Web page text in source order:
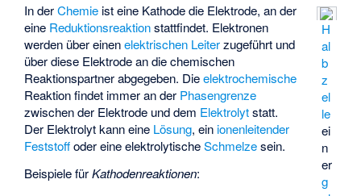
H
al
b
z
el
le
ei
n
er
g
In derChemie ist eine Kathode die Elektrode, an der
eine Reduktionsreaktionstattfindet. Elektronen
werden über einenelektrischen Leiterzugeführt und
über diese Elektrode an die chemischen
Reaktionspartner abgegeben. Dieelektrochemische
Reaktion findet immer an der Phasengrenze
zwischen der Elektrode und dem Elektrolytstatt.
Der Elektrolyt kann eine Lösung, ein ionenleitender
Feststoffoder eine elektrolytischeSchmelzesein.
Beispiele fürKathodenreaktionen: